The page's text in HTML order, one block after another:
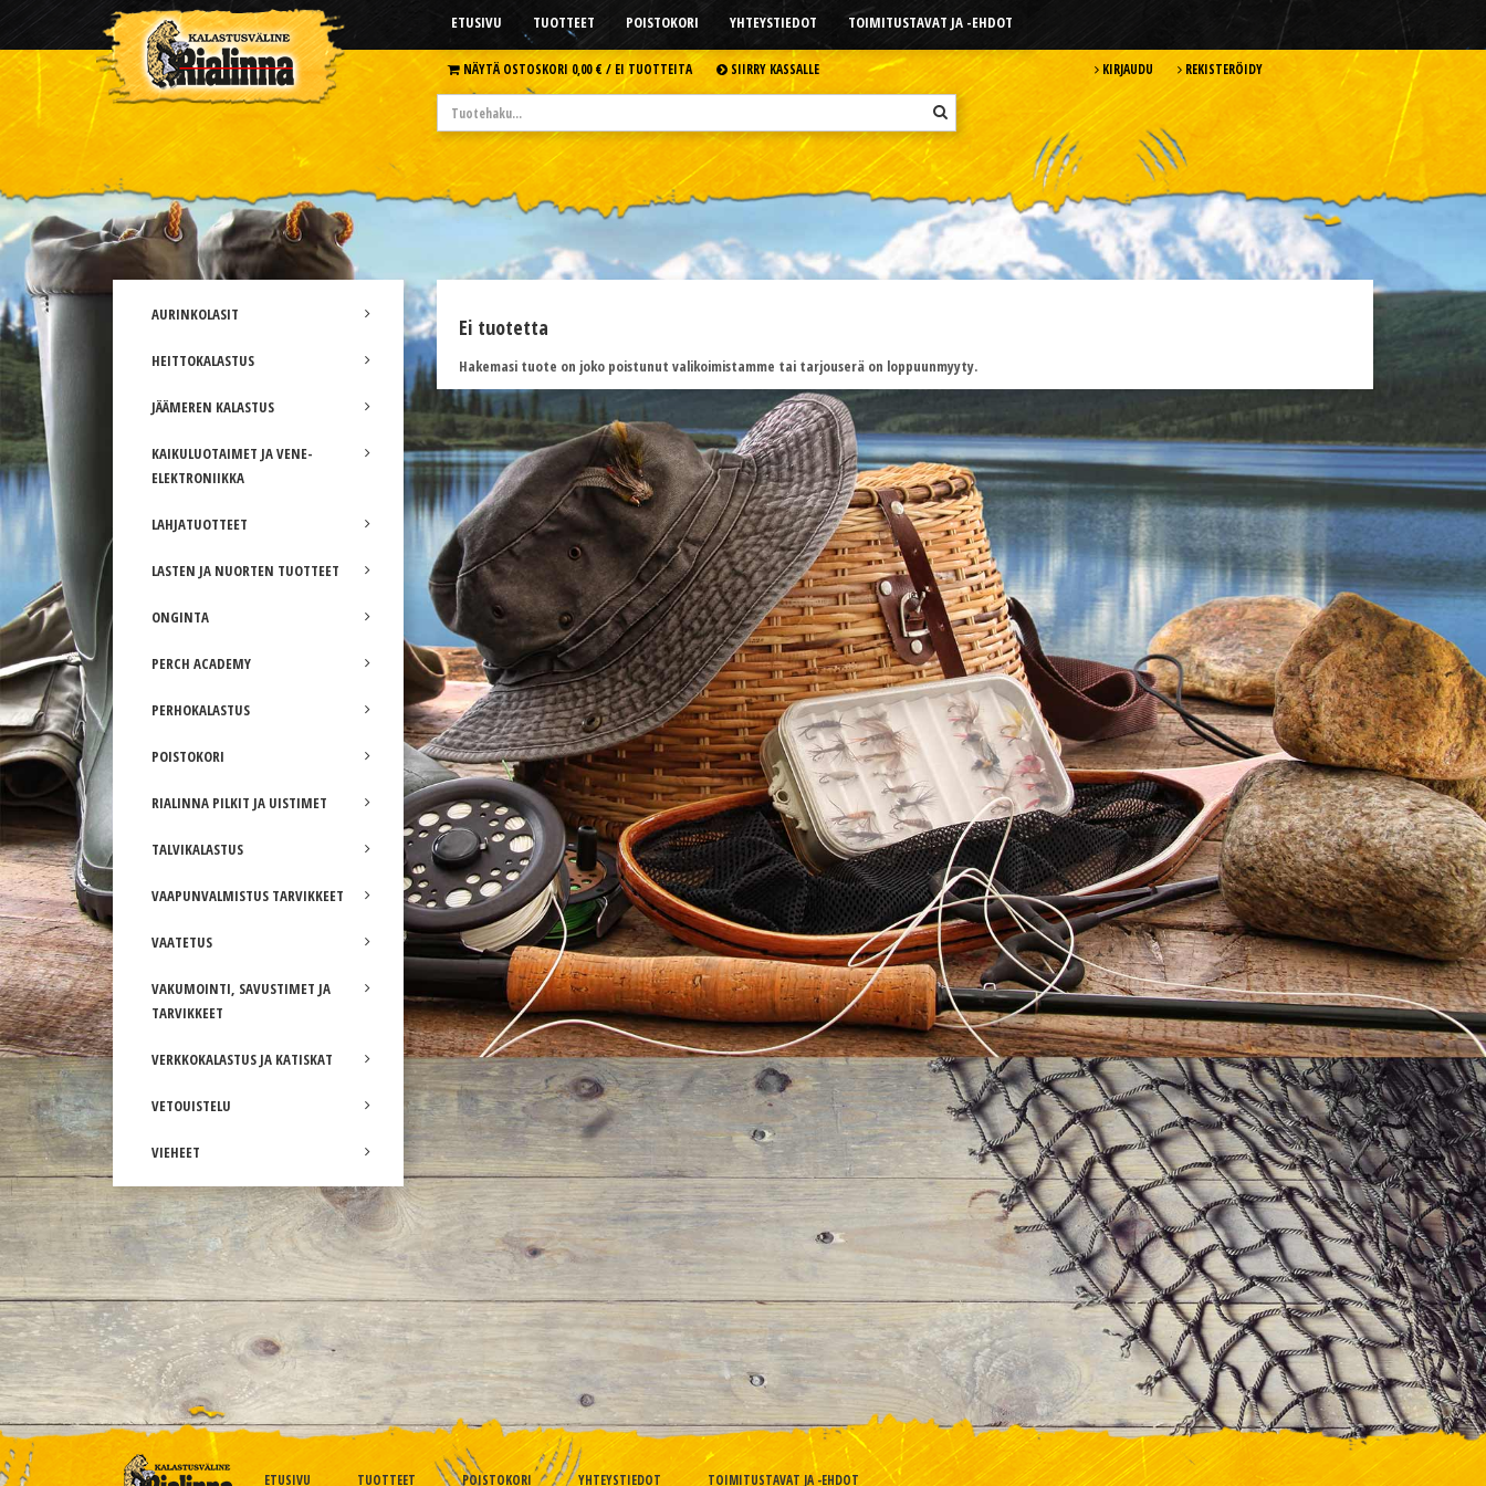
ETUSIVU TUOTTEET POISTOKORI YHTEYSTIEDOT TOIMITUSTAVAT JA -EHDOT
NÄYTÄ OSTOSKORI 0,00 € /EI TUOTTEITA SIIRRY KASSALLE KIRJAUDU REKISTERÖIDY
AURINKOLASIT
HEITTOKALASTUS
JÄÄMEREN KALASTUS
KAIKULUOTAIMET JA VENE-
ELEKTRONIIKKA
LAHJATUOTTEET
LASTEN JA NUORTEN TUOTTEET
ONGINTA
PERCH ACADEMY
PERHOKALASTUS
POISTOKORI
RIALINNA PILKIT JA UISTIMET
TALVIKALASTUS
VAAPUNVALMISTUS TARVIKKEET
VAATETUS
VAKUMOINTI, SAVUSTIMET JA
TARVIKKEET
VERKKOKALASTUS JA KATISKAT
VETOUISTELU
VIEHEET
Ei tuotetta
Hakemasi tuote on joko poistunut valikoimistamme tai tarjouserä on loppuunmyyty.
ETUSIVU TUOTTEET POISTOKORI YHTEYSTIEDOT TOIMITUSTAVAT JA -EHDOT